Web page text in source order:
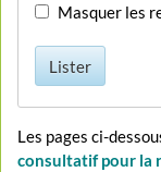
Masquer les
Lister
Les pages ci-
consultatif pour la